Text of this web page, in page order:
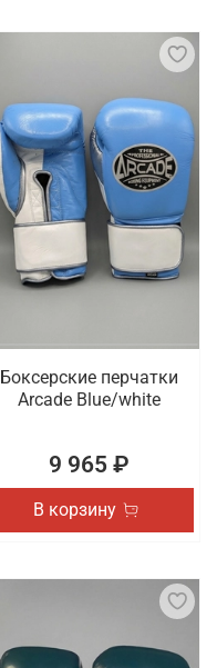
Боксерские перчатки
Arcade Blue/white
9 965 ₽
В корзину